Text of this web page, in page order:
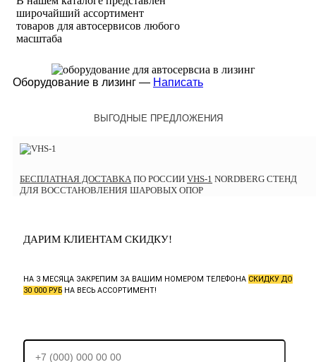
широчайший ассортимент
товаров для автосервисов любого
масштаба
Оборудование в лизинг — Написать
ВЫГОДНЫЕ ПРЕДЛОЖЕНИЯ
БЕСПЛАТНАЯ ДОСТАВКА ПО РОССИИ VHS-1 NORDBERG СТЕНД
ДЛЯ ВОССТАНОВЛЕНИЯ ШАРОВЫХ ОПОР
ДАРИМ КЛИЕНТАМ СКИДКУ!
НА 3 МЕСЯЦА ЗАКРЕПИМ ЗА ВАШИМ НОМЕРОМ ТЕЛЕФОНА СКИДКУ ДО
30 000 РУБ НА ВЕСЬ АССОРТИМЕНТ!